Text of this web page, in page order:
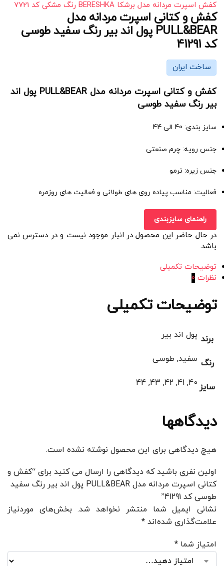
کفش اسپرت مردانه مدل برشکا BERESHKA رنگ مشکی کد 7721
کفش و کتانی اسپرت مردانه مدل
PULL&BEAR پول اند بیر رنگ سفید طوسی
کد 41291
ساخت ایران
کفش و کتانی اسپرت مردانه مدل PULL&BEAR پول اند
بیر رنگ سفید طوسی
سایز بندی: 40 الی 44
جنس رویه: چرم صنعتی
جنس زیره: ترمو
فعالیت: مناسب پیاده روی های طولانی و فعالیت های روزمره
راهنمای سایزبندی
در حال حاضر این محصول در انبار موجود نیست و در دسترس نمی
باشد.
توضیحات تکمیلی
نظرات 0
توضیحات تکمیلی
برند پول اند بیر
رنگ سفید, طوسی
سایز 40, 41, 42, 43, 44
دیدگاهها
هیچ دیدگاهی برای این محصول نوشته نشده است.
اولین نفری باشید که دیدگاهی را ارسال می کنید برای “کفش و
کتانی اسپرت مردانه مدل PULL&BEAR پول اند بیر رنگ سفید
طوسی کد 41291”
نشانی ایمیل شما منتشر نخواهد شد. بخش‌های موردنیاز
علامت‌گذاری شده‌اند *
امتیاز شما *